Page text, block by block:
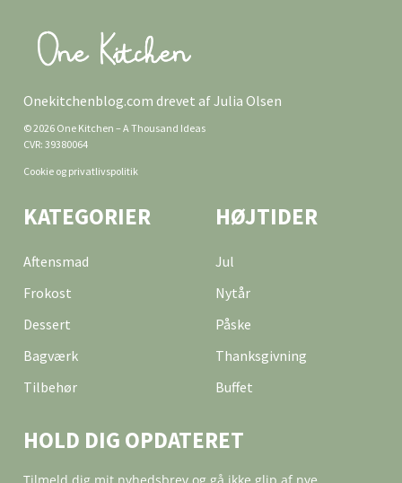
Onekitchenblog.com drevet af Julia Olsen
© 2026 One Kitchen – A Thousand Ideas
CVR: 39380064
Cookie og privatlivspolitik
KATEGORIER
Aftensmad
Frokost
Dessert
Bagværk
Tilbehør
HØJTIDER
Jul
Nytår
Påske
Thanksgivning
Buffet
HOLD DIG OPDATERET